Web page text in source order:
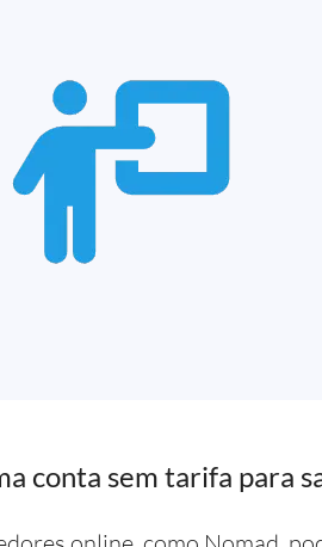
conta sem tarifa para